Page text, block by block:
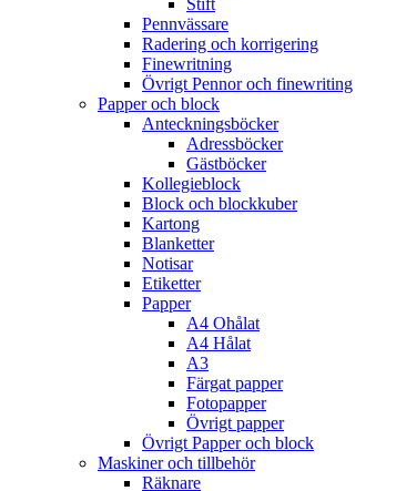
Stift
Pennvässare
Radering och korrigering
Finewritning
Övrigt Pennor och finewriting
Papper och block
Anteckningsböcker
Adressböcker
Gästböcker
Kollegieblock
Block och blockkuber
Kartong
Blanketter
Notisar
Etiketter
Papper
A4 Ohålat
A4 Hålat
A3
Färgat papper
Fotopapper
Övrigt papper
Övrigt Papper och block
Maskiner och tillbehör
Räknare